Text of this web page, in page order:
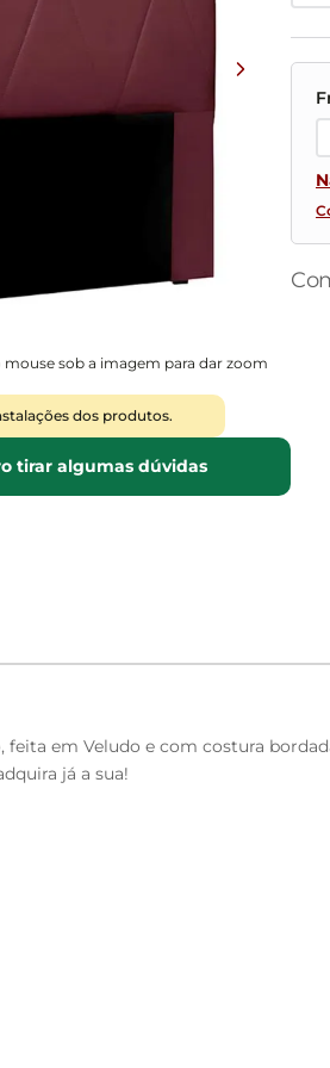
Baú Organizador
Ver todos
mouse sob a imagem para dar zoom
dos produtos.
tirar algumas dúvidas
feita em Veludo e com costura
já a sua!